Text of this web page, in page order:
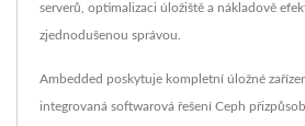
serverů, optimalizaci úložiště a nákladově
zjednodušenou správou.
Ambedded poskytuje kompletní úložné
integrovaná softwarová řešení Ceph